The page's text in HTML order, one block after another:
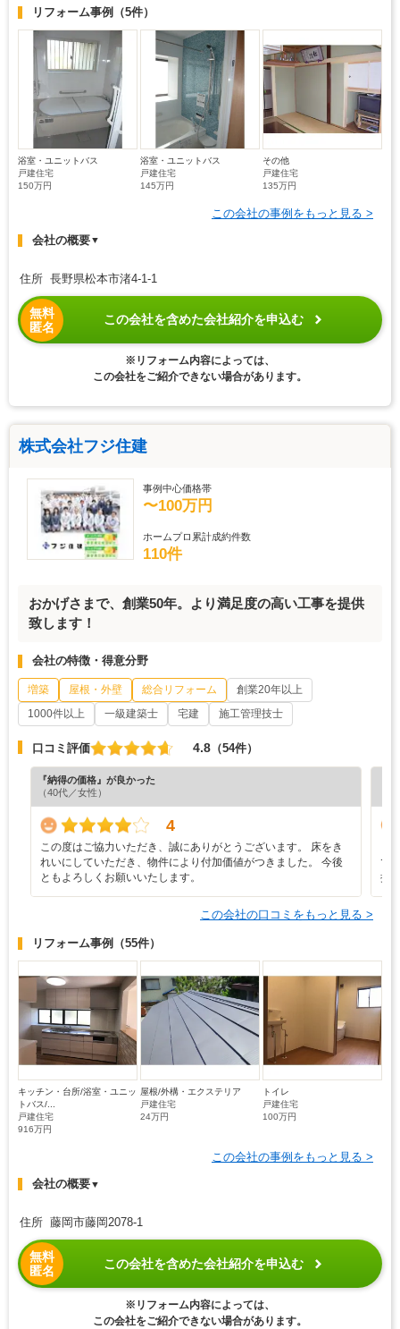
リフォーム事例 （5件）
浴室・ユニットバス
戸建住宅
150万円
浴室・ユニットバス
戸建住宅
145万円
その他
戸建住宅
135万円
この会社の事例をもっと見る >
会社の概要▼
住所 長野県松本市渚4-1-1
無料
匿名
この会社を含めた会社紹介を申込む
※リフォーム内容によっては、
この会社をご紹介できない場合があります。
株式会社フジ住建
事例中心価格帯
〜100万円
ホームプロ累計成約件数
110件
おかげさまで、創業50年。より満足度の高い工事を提供
致します！
会社の特徴・得意分野
増築 屋根・外壁 総合リフォーム
創業20年以上
1000件以上
一級建築士 宅建 施工管理技士
口コミ評価 4.8 （54件）
『納得の価格』が良かった
（40代／女性）
4
この度はご協力いただき、誠にありがとうございます。 床をき
れいにしていただき、物件により付加価値がつきました。 今後
ともよろしくお願いいたします。
で
提
この会社の口コミをもっと見る >
リフォーム事例 （55件）
キッチン・台所/浴室・ユニッ
トバス/...
戸建住宅
916万円
屋根/外構・エクステリア
戸建住宅
24万円
トイレ
戸建住宅
100万円
この会社の事例をもっと見る >
会社の概要▼
住所 藤岡市藤岡2078-1
無料
匿名
この会社を含めた会社紹介を申込む
※リフォーム内容によっては、
この会社をご紹介できない場合があります。